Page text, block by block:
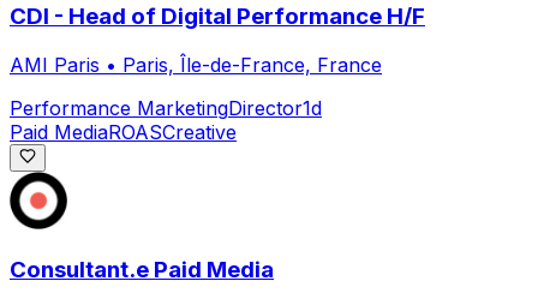
CDI - Head of Digital Performance H/F
AMI Paris • Paris, Île-de-France, France
Performance MarketingDirector1d
Paid MediaROASCreative
Consultant.e Paid Media